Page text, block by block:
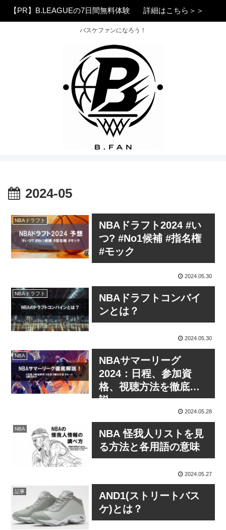
【PR】B.LEAGUEの7日間無料体験 詳細はこちら＞＞
バスケファンになろう！
2024-05
NBAドラフト
NBAドラフト2024 #い
つ? #No1候補 #指名権
#モック
2024.05.30
NBAドラフト
NBAドラフトコンバイ
ンとは？
2024.05.30
NBA
NBAサマーリーグ
2024：日程、参加資
格、視聴方法を徹底解
説
2024.05.28
NBA
NBA 怪我人リストを見
る方法と各用語の意味
2024.05.27
記事
AND1(ストリートバス
ケ)とは？